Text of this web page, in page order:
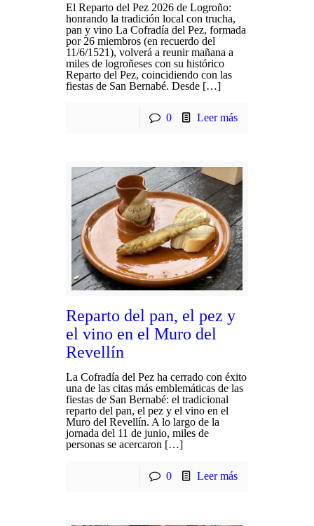
El Reparto del Pez 2026 de Logroño:
honrando la tradición local con trucha,
pan y vino La Cofradía del Pez, formada
por 26 miembros (en recuerdo del
11/6/1521), volverá a reunir mañana a
miles de logroñeses con su histórico
Reparto del Pez, coincidiendo con las
fiestas de San Bernabé. Desde […]
0 Leer más
Reparto del pan, el pez y
el vino en el Muro del
Revellín
La Cofradía del Pez ha cerrado con éxito
una de las citas más emblemáticas de las
fiestas de San Bernabé: el tradicional
reparto del pan, el pez y el vino en el
Muro del Revellín. A lo largo de la
jornada del 11 de junio, miles de
personas se acercaron […]
0 Leer más